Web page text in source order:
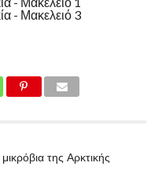
της Αρκτικής